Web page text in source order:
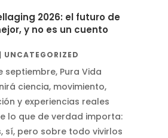
2026: el futuro de
y no es un cuento
| UNCATEGORIZED
septiembre, Pura Vida
ciencia, movimiento,
y experiencias reales
lo que de verdad importa:
sí, pero sobre todo vivirlos